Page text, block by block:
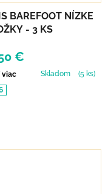
BAREFOOT NÍZKE
- 3 KS
€
viac Skladom
(5 ks)